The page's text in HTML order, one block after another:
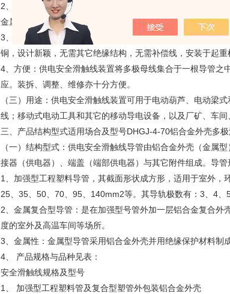
2、可靠：输电导轨导电性能*，散热较快，许用电流密度高
金属铜、碳合金材料制成。导电器移动灵活，定向性能好，有
3、经济：供电安全滑触线装置结构简单，许用电流密度高
铜，设计新颖，无需其它绝缘结构，无需补偿线，安装于起重
4、方便：供电安全滑触线装置将多极母线集合于一根导管
应。装拆、调整、维修亦十分方便。
（三）用途：供电安全滑触线装置可用于电动葫芦、电动梁
线；移动式电动工具和其它的移动导电设备，以及厂矿、车间
三、产品结构型式适用场合及型号DHGJ-4-70铝合金外壳多
（一）结构型式：供电安全滑触线导管由铝合金外壳（金属
接器（供电器）、端盖（端部供电器）与其它附件组成。导管
1、加强型工程塑料导管，其截面形状成方形，适用于室外，
25、35、50、70、95、140mm2等。其导轨极数有：3、4、
2、金属复合型导管：是在加强型号管外加一层铝合金复合
度的室外及高温车间等场所。
3、金属性：金属型导管采用铝合金外壳并用绝缘保护材料制
4、 产品规格与品种见表：
安全滑触线规格及型号
1、 加强型工程塑料管及复合型塑管外包装铝合金外壳